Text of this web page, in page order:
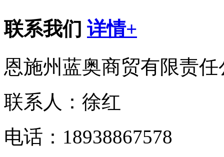
联系我们 详情+
恩施州蓝奥商贸有限责任
联系人：徐红
电话：18938867578